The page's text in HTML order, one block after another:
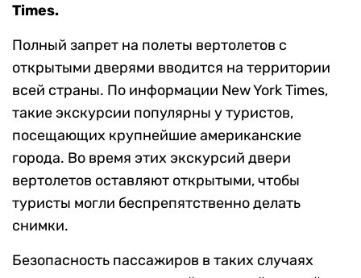
Times.
Полный запрет на полеты вертолетов с
открытыми дверями вводится на территории
всей страны. По информации New York Times,
такие экскурсии популярны у туристов,
посещающих крупнейшие американские
города. Во время этих экскурсий двери
вертолетов оставляют открытыми, чтобы
туристы могли беспрепятственно делать
снимки.
Безопасность пассажиров в таких случаях